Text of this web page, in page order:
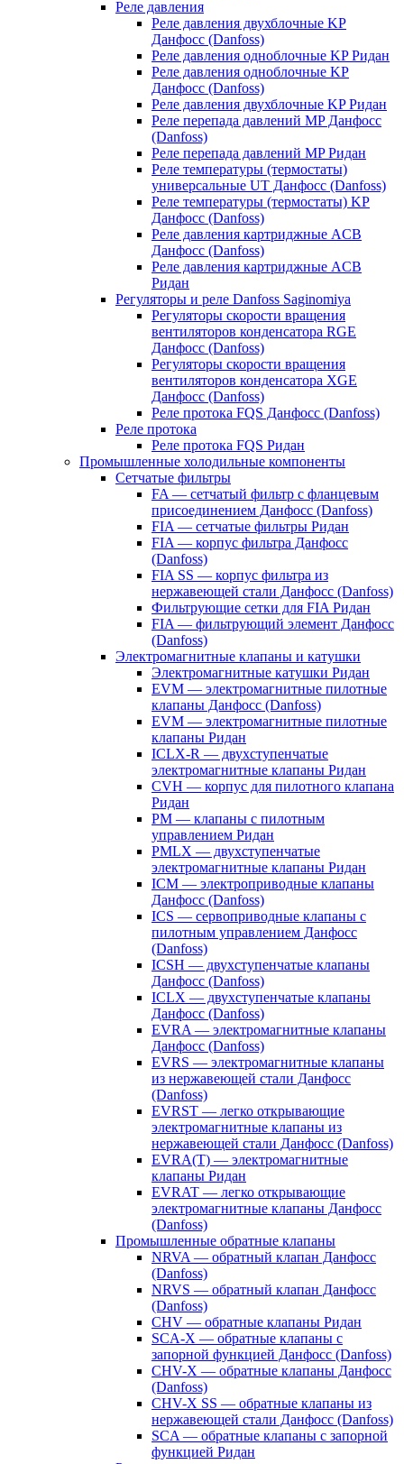
Реле давления
Реле давления двухблочные KP
Данфосс (Danfoss)
Реле давления одноблочные KP Ридан
Реле давления одноблочные KP
Данфосс (Danfoss)
Реле давления двухблочные KP Ридан
Реле перепада давлений MP Данфосс
(Danfoss)
Реле перепада давлений MP Ридан
Реле температуры (термостаты)
универсальные UT Данфосс (Danfoss)
Реле температуры (термостаты) KP
Данфосс (Danfoss)
Реле давления картриджные ACB
Данфосс (Danfoss)
Реле давления картриджные ACB
Ридан
Регуляторы и реле Danfoss Saginomiya
Регуляторы скорости вращения
вентиляторов конденсатора RGE
Данфосс (Danfoss)
Регуляторы скорости вращения
вентиляторов конденсатора XGE
Данфосс (Danfoss)
Реле протока FQS Данфосс (Danfoss)
Реле протока
Реле протока FQS Ридан
Промышленные холодильные компоненты
Сетчатые фильтры
FA — сетчатый фильтр с фланцевым
присоединением Данфосс (Danfoss)
FIA — сетчатые фильтры Ридан
FIA — корпус фильтра Данфосс
(Danfoss)
FIA SS — корпус фильтра из
нержавеющей стали Данфосс (Danfoss)
Фильтрующие сетки для FIA Ридан
FIA — фильтрующий элемент Данфосс
(Danfoss)
Электромагнитные клапаны и катушки
Электромагнитные катушки Ридан
EVM — электромагнитные пилотные
клапаны Данфосс (Danfoss)
EVM — электромагнитные пилотные
клапаны Ридан
ICLX-R — двухступенчатые
электромагнитные клапаны Ридан
CVH — корпус для пилотного клапана
Ридан
PM — клапаны с пилотным
управлением Ридан
PMLX — двухступенчатые
электромагнитные клапаны Ридан
ICM — электроприводные клапаны
Данфосс (Danfoss)
ICS — сервоприводные клапаны с
пилотным управлением Данфосс
(Danfoss)
ICSH — двухступенчатые клапаны
Данфосс (Danfoss)
ICLX — двухступенчатые клапаны
Данфосс (Danfoss)
EVRA — электромагнитные клапаны
Данфосс (Danfoss)
EVRS — электромагнитные клапаны
из нержавеющей стали Данфосс
(Danfoss)
EVRST — легко открывающие
электромагнитные клапаны из
нержавеющей стали Данфосс (Danfoss)
EVRA(T) — электромагнитные
клапаны Ридан
EVRAT — легко открывающие
электромагнитные клапаны Данфосс
(Danfoss)
Промышленные обратные клапаны
NRVA — обратный клапан Данфосс
(Danfoss)
NRVS — обратный клапан Данфосс
(Danfoss)
CHV — обратные клапаны Ридан
SCA-X — обратные клапаны с
запорной функцией Данфосс (Danfoss)
CHV-X — обратные клапаны Данфосс
(Danfoss)
CHV-X SS — обратные клапаны из
нержавеющей стали Данфосс (Danfoss)
SCA — обратные клапаны с запорной
функцией Ридан